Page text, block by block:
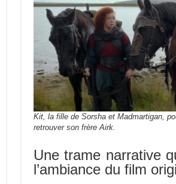
Kit, la fille de Sorsha et Madmartigan,
retrouver son frère Airk.
Une trame narrative
l’ambiance du film